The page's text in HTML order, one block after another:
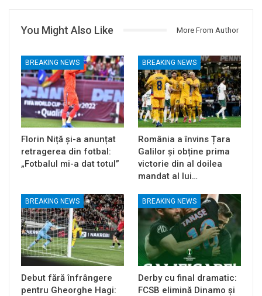
You Might Also Like More From Author
BREAKING NEWS
Florin Niță și-a anunțat
retragerea din fotbal:
„Fotbalul mi-a dat totul”
BREAKING NEWS
România a învins Țara
Galilor și obține prima
victorie din al doilea
mandat al lui…
BREAKING NEWS
Debut fără înfrângere
pentru Gheorghe Hagi:
BREAKING NEWS
Derby cu final dramatic:
FCSB elimină Dinamo și